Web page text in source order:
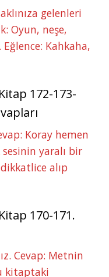
gelenleri
Oyun, neşe,
Kahkaha,
172-173-
Koray hemen
sesinin yaralı bir
alıp
170-171.
Cevap: Metnin
kitaptaki